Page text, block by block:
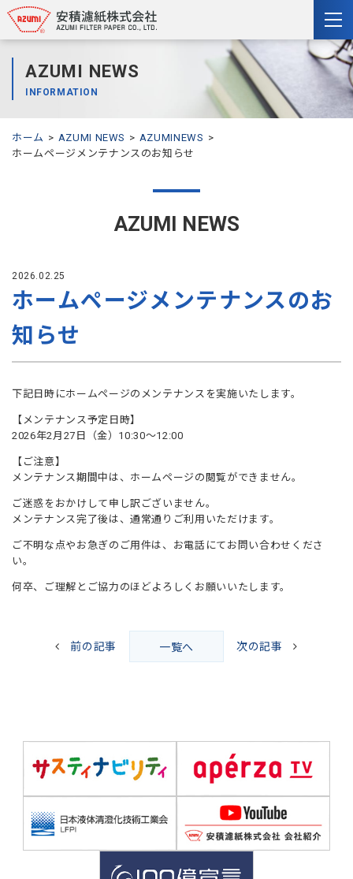
AZUMI NEWS
INFORMATION
ホーム AZUMI NEWS
AZUMINEWS
ホームページメンテナンスのお知らせ
AZUMI NEWS
2026.02.25
ホームページメンテナンスのお
知らせ
下記日時にホームページのメンテナンスを実施いたします。
【メンテナンス予定日時】
2026年2月27日（金）10:30～12:00
【ご注意】
メンテナンス期間中は、ホームページの閲覧ができません。
ご迷惑をおかけして申し訳ございません。
メンテナンス完了後は、通常通りご利用いただけます。
ご不明な点やお急ぎのご用件は、お電話にてお問い合わせくださ
い。
何卒、ご理解とご協力のほどよろしくお願いいたします。
前の記事 一覧へ 次の記事